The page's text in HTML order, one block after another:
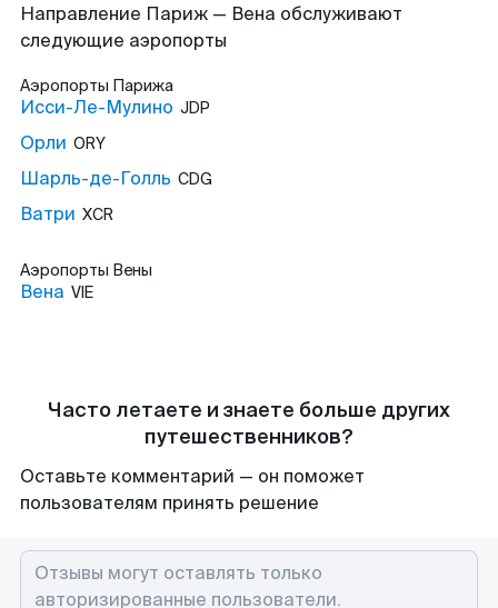
Направление Париж — Вена обслуживают
следующие аэропорты
Аэропорты Парижа
Исси-Ле-Мулино JDP
Орли ORY
Шарль-де-Голль CDG
Ватри XCR
Аэропорты Вены
Вена VIE
Часто летаете и знаете больше других
путешественников?
Оставьте комментарий — он поможет
пользователям принять решение